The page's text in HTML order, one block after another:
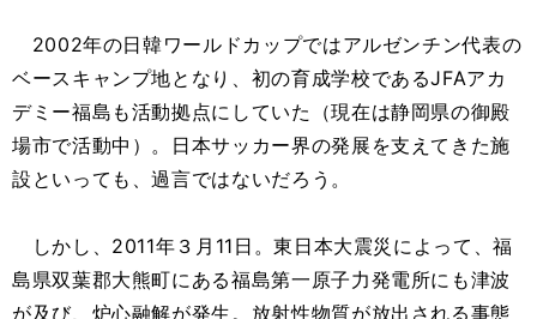
2002年の日韓ワールドカップではアルゼンチン代表の
ベースキャンプ地となり、初の育成学校であるJFAアカ
デミー福島も活動拠点にしていた（現在は静岡県の御殿
場市で活動中）。日本サッカー界の発展を支えてきた施
設といっても、過言ではないだろう。
しかし、2011年３月11日。東日本大震災によって、福
島県双葉郡大熊町にある福島第一原子力発電所にも津波
が及び、炉心融解が発生。放射性物質が放出される事態